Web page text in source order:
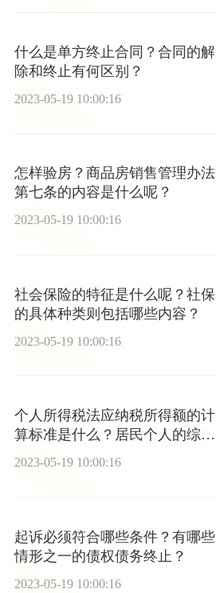
什么是单方终止合同？合同的解
除和终止有何区别？
2023-05-19 10:00:16
怎样验房？商品房销售管理办法
第七条的内容是什么呢？
2023-05-19 10:00:16
社会保险的特征是什么呢？社保
的具体种类则包括哪些内容？
2023-05-19 10:00:16
个人所得税法应纳税所得额的计
算标准是什么？居民个人的综合
所得的内容是什么？
2023-05-19 10:00:16
起诉必须符合哪些条件？有哪些
情形之一的债权债务终止？
2023-05-19 10:00:16